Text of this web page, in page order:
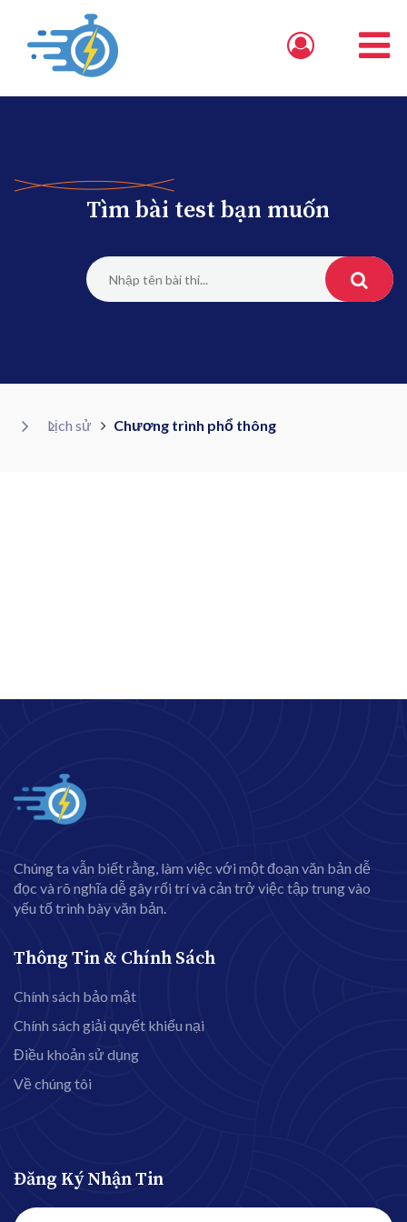
Tìm bài test bạn muốn
Lịch sử Chương trình phổ thông
Chúng ta vẫn biết rằng, làm việc với một đoạn văn bản dễ
đọc và rõ nghĩa dễ gây rối trí và cản trở việc tập trung vào
yếu tố trình bày văn bản.
Thông Tin & Chính Sách
Chính sách bảo mật
Chính sách giải quyết khiếu nại
Điều khoản sử dụng
Về chúng tôi
Đăng Ký Nhận Tin